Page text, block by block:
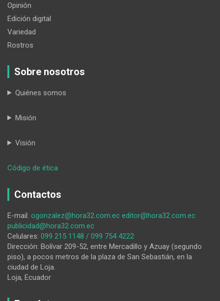
Opinión
Edición digital
Variedad
Rostros
Sobre nosotros
Quiénes somos
Misión
Visión
Código de ética
licenciado-
de
Loja
Contactos
E-mail: ogonzalez@hora32.com.ec editor@hora32.com.ec
publicidad@hora32.com.ec
Celulares: 099 215 1148 / 099 754 4222
Dirección: Bolívar 209-52, entre Mercadillo y Azuay (segundo
piso), a pocos metros de la plaza de San Sebastián, en la
ciudad de Loja.
Loja, Ecuador